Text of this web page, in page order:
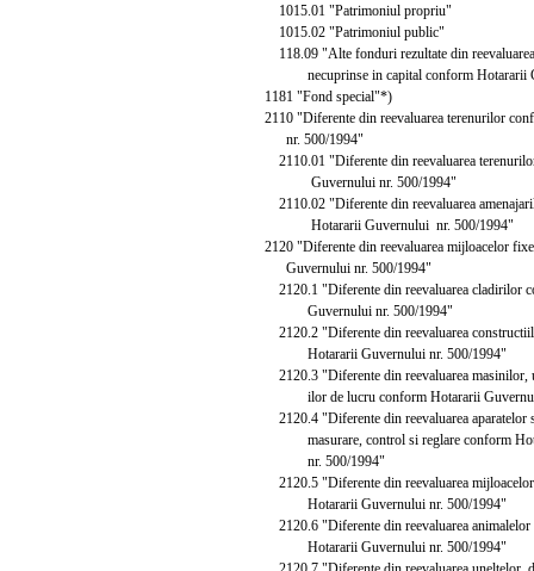
1015.01 "Patrimoniul propriu"
1015.02 "Patrimoniul public"
118.09 "Alte fonduri rezultate din
necuprinse in capital conform Hotararii
1181 "Fond special"*)
2110 "Diferente din reevaluarea terenurilor
nr. 500/1994"
2110.01 "Diferente din reevaluarea
Guvernului nr. 500/1994"
2110.02 "Diferente din reevaluarea
Hotararii Guvernului nr. 500/1994"
2120 "Diferente din reevaluarea mijloacelor
Guvernului nr. 500/1994"
2120.1 "Diferente din reevaluarea cladirilor
Guvernului nr. 500/1994"
2120.2 "Diferente din reevaluarea
Hotararii Guvernului nr. 500/1994"
2120.3 "Diferente din reevaluarea masinilor,
ilor de lucru conform Hotararii
2120.4 "Diferente din reevaluarea aparatelor
masurare, control si reglare conform
nr. 500/1994"
2120.5 "Diferente din reevaluarea mijloacelor
Hotararii Guvernului nr. 500/1994"
2120.6 "Diferente din reevaluarea animalelor
Hotararii Guvernului nr. 500/1994"